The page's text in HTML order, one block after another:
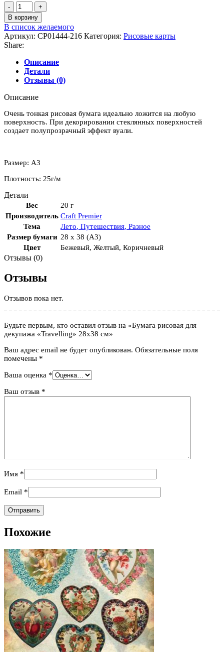
Количество
товара
Бумага
рисовая
для
декупажа
"Travelling"
28х38
см
В корзину
В список желаемого
Артикул: CP01444-216 Категория: Рисовые карты
Share:
Описание
Детали
Отзывы (0)
Описание
Очень тонкая рисовая бумага идеально ложится на любую
поверхность. При декорировании стеклянных поверхностей
создает полупрозрачный эффект вуали.
Размер: А3
Плотность: 25г/м
Детали
Вес
20 г
Производитель Craft Premier
Тема
Лето, Путешествия, Разное
Размер бумаги 28 x 38 (A3)
Цвет
Бежевый, Желтый, Коричневый
Отзывы (0)
Отзывы
Отзывов пока нет.
Будьте первым, кто оставил отзыв на «Бумага рисовая для
декупажа «Travelling» 28х38 см»
Ваш адрес email не будет опубликован. Обязательные поля
помечены *
Ваша оценка *
Ваш отзыв *
Имя *
Email *
Похожие